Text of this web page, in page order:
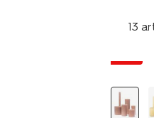
13
vegan